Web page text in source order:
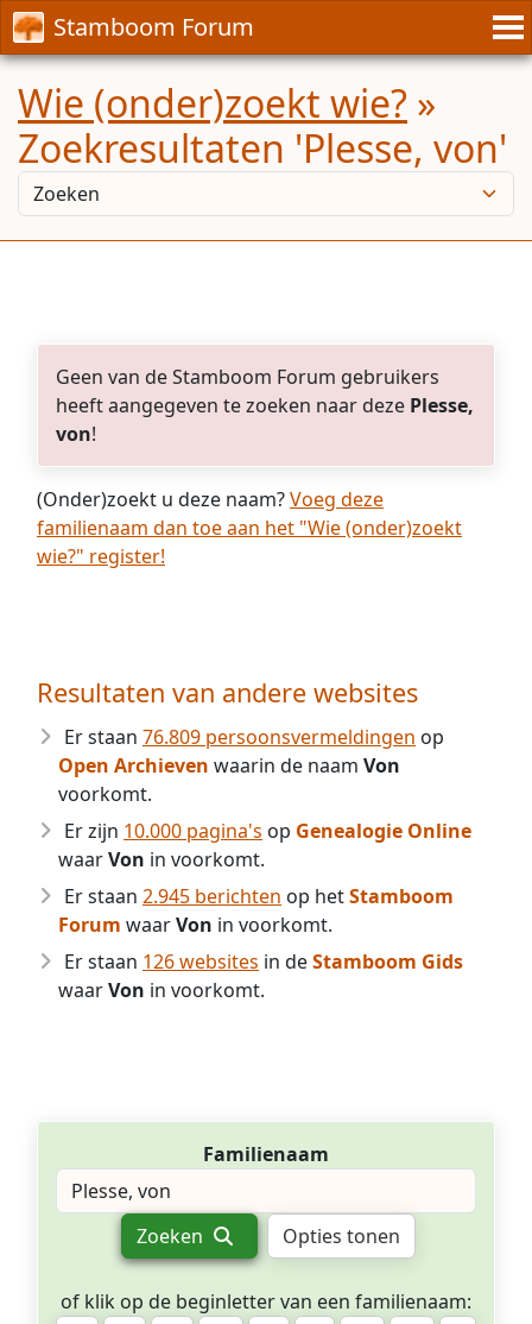
Stamboom Forum
Wie (onder)zoekt wie? »
Zoekresultaten 'Plesse, von'
Geen van de Stamboom Forum gebruikers
heeft aangegeven te zoeken naar deze Plesse,
von!
(Onder)zoekt u deze naam?Voeg deze
familienaam dan toe aan het "Wie (onder)zoekt
wie?" register!
Resultaten van andere websites
Er staan 76.809 persoonsvermeldingen op
Open Archieven waarin de naam Von
voorkomt.
Er zijn 10.000 pagina's op Genealogie Online
waarVon in voorkomt.
Er staan 2.945 berichten op hetStamboom
Forum waarVon in voorkomt.
Er staan 126 websites in deStamboom Gids
waarVon in voorkomt.
Familienaam
Zoeken Opties tonen
of klik op de beginletter van een familienaam: